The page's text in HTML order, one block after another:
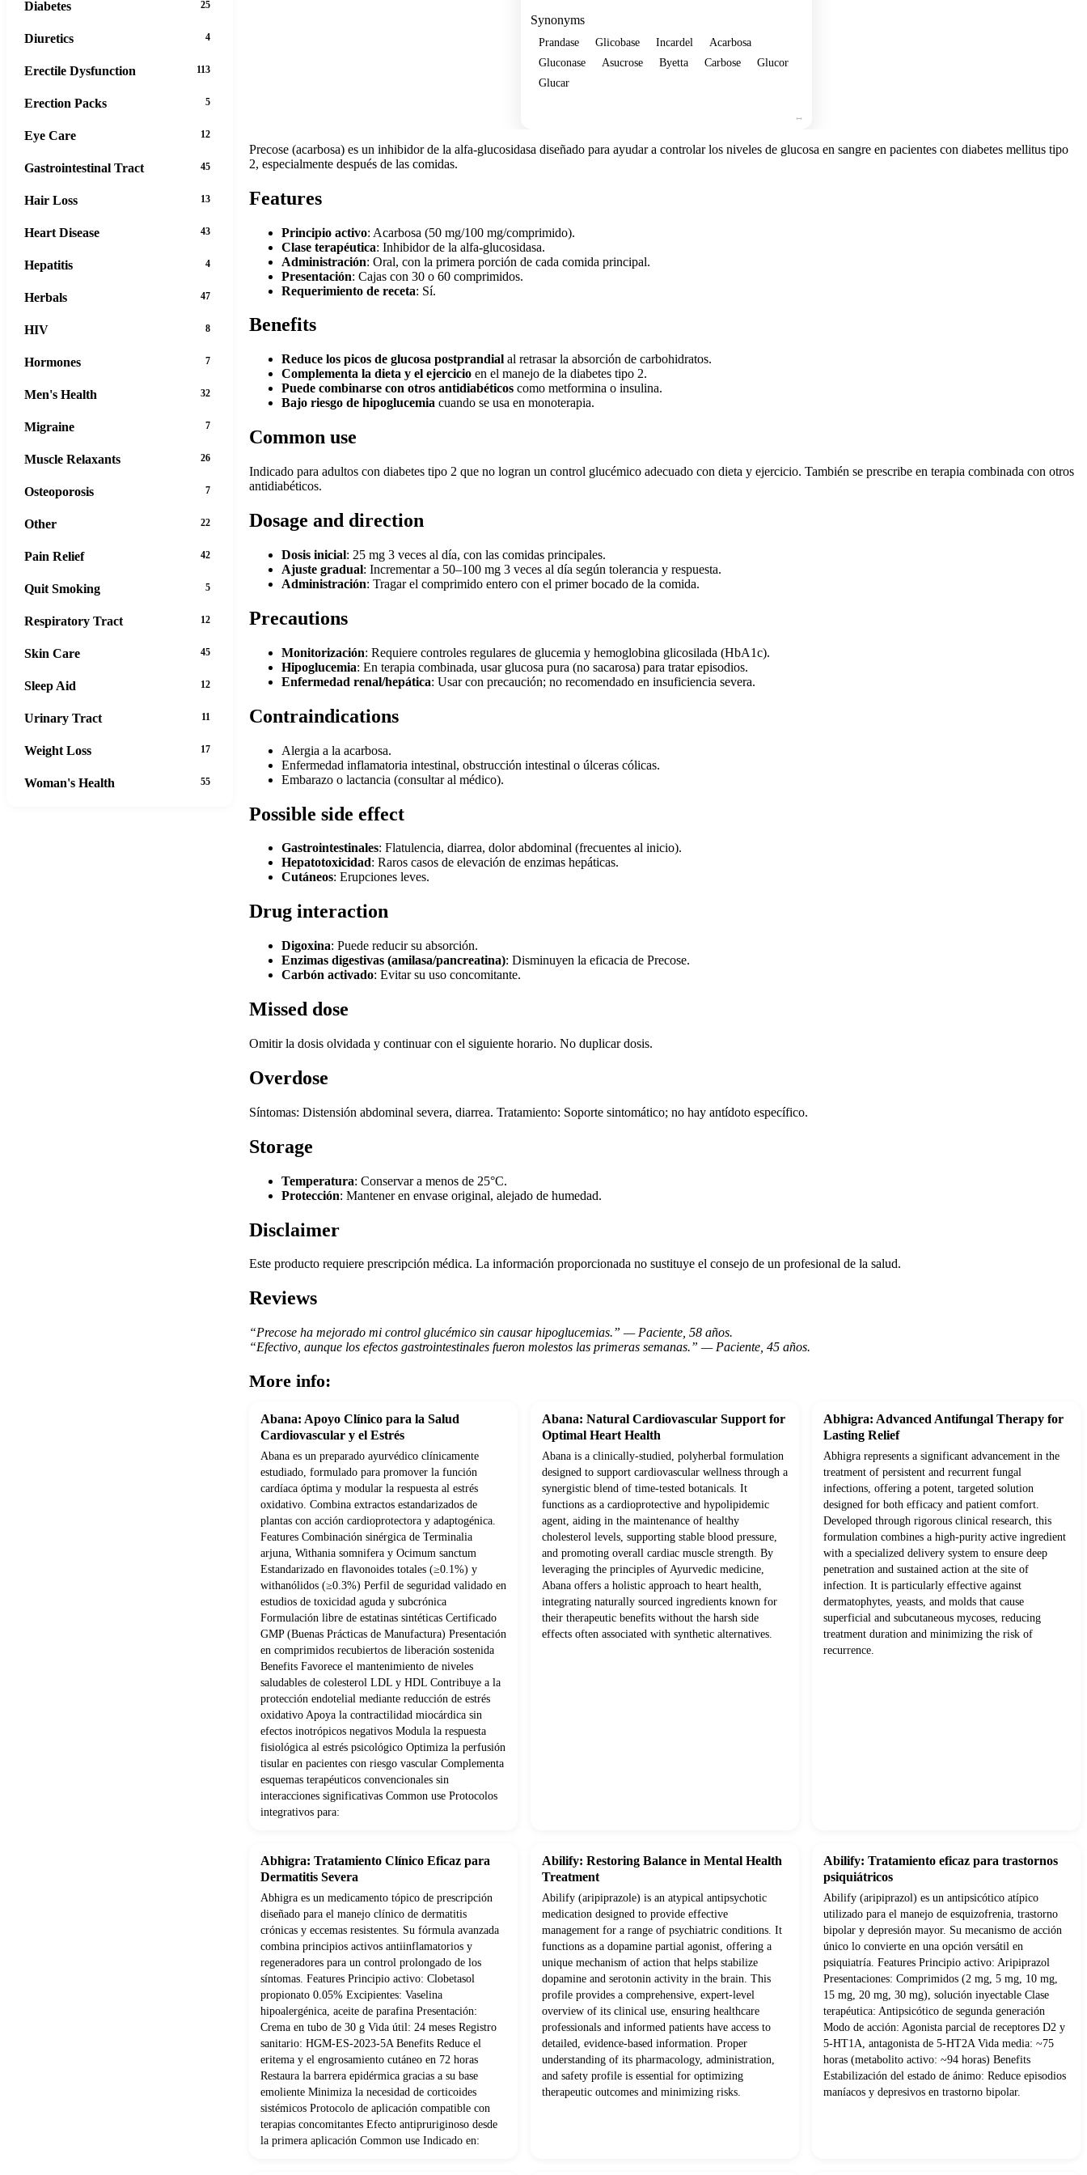
Synonyms
Prandase Glicobase Incardel
Acarbosa
Gluconase
Asucrose Byetta Carbose
Glucor
Glucar
Precose (acarbosa) es un inhibidor de la alfa-glucosidasa diseñado para ayudar a controlar los niveles de glucosa en sangre en pacientes con diabetes mellitus tipo
2, especialmente después de las comidas.
Features
Principio activo: Acarbosa (50 mg/100 mg/comprimido).
Clase terapéutica: Inhibidor de la alfa-glucosidasa.
Administración: Oral, con la primera porción de cada comida principal.
Presentación: Cajas con 30 o 60 comprimidos.
Requerimiento de receta: Sí.
Benefits
Reduce los picos de glucosa postprandial al retrasar la absorción de carbohidratos.
Complementa la dieta y el ejercicio en el manejo de la diabetes tipo 2.
Puede combinarse con otros antidiabéticos como metformina o insulina.
Bajo riesgo de hipoglucemia cuando se usa en monoterapia.
Common use
Indicado para adultos con diabetes tipo 2 que no logran un control glucémico adecuado con dieta y ejercicio. También se prescribe en terapia combinada con otros
antidiabéticos.
Dosage and direction
Dosis inicial: 25 mg 3 veces al día, con las comidas principales.
Ajuste gradual: Incrementar a 50–100 mg 3 veces al día según tolerancia y respuesta.
Administración: Tragar el comprimido entero con el primer bocado de la comida.
Precautions
Monitorización: Requiere controles regulares de glucemia y hemoglobina glicosilada (HbA1c).
Hipoglucemia: En terapia combinada, usar glucosa pura (no sacarosa) para tratar episodios.
Enfermedad renal/hepática: Usar con precaución; no recomendado en insuficiencia severa.
Contraindications
Alergia a la acarbosa.
Enfermedad inflamatoria intestinal, obstrucción intestinal o úlceras cólicas.
Embarazo o lactancia (consultar al médico).
Possible side effect
Gastrointestinales: Flatulencia, diarrea, dolor abdominal (frecuentes al inicio).
Hepatotoxicidad: Raros casos de elevación de enzimas hepáticas.
Cutáneos: Erupciones leves.
Drug interaction
Digoxina: Puede reducir su absorción.
Enzimas digestivas (amilasa/pancreatina): Disminuyen la eficacia de Precose.
Carbón activado: Evitar su uso concomitante.
Missed dose
Omitir la dosis olvidada y continuar con el siguiente horario. No duplicar dosis.
Overdose
Síntomas: Distensión abdominal severa, diarrea. Tratamiento: Soporte sintomático; no hay antídoto específico.
Storage
Temperatura: Conservar a menos de 25°C.
Protección: Mantener en envase original, alejado de humedad.
Disclaimer
Este producto requiere prescripción médica. La información proporcionada no sustituye el consejo de un profesional de la salud.
Reviews
“Precose ha mejorado mi control glucémico sin causar hipoglucemias.” — Paciente, 58 años.
“Efectivo, aunque los efectos gastrointestinales fueron molestos las primeras semanas.” — Paciente, 45 años.
More info:
Abana: Apoyo Clínico para la Salud
Cardiovascular y el Estrés
Abana es un preparado ayurvédico clínicamente
estudiado, formulado para promover la función
cardíaca óptima y modular la respuesta al estrés
oxidativo. Combina extractos estandarizados de
plantas con acción cardioprotectora y adaptogénica.
Features Combinación sinérgica de Terminalia
arjuna, Withania somnifera y Ocimum sanctum
Estandarizado en flavonoides totales (≥0.1%) y
withanólidos (≥0.3%) Perfil de seguridad validado en
estudios de toxicidad aguda y subcrónica
Formulación libre de estatinas sintéticas Certificado
GMP (Buenas Prácticas de Manufactura) Presentación
en comprimidos recubiertos de liberación sostenida
Benefits Favorece el mantenimiento de niveles
saludables de colesterol LDL y HDL Contribuye a la
protección endotelial mediante reducción de estrés
oxidativo Apoya la contractilidad miocárdica sin
efectos inotrópicos negativos Modula la respuesta
fisiológica al estrés psicológico Optimiza la perfusión
tisular en pacientes con riesgo vascular Complementa
esquemas terapéuticos convencionales sin
interacciones significativas Common use Protocolos
integrativos para:
Abana: Natural Cardiovascular Support for
Optimal Heart Health
Abana is a clinically-studied, polyherbal formulation
designed to support cardiovascular wellness through a
synergistic blend of time-tested botanicals. It
functions as a cardioprotective and hypolipidemic
agent, aiding in the maintenance of healthy
cholesterol levels, supporting stable blood pressure,
and promoting overall cardiac muscle strength. By
leveraging the principles of Ayurvedic medicine,
Abana offers a holistic approach to heart health,
integrating naturally sourced ingredients known for
their therapeutic benefits without the harsh side
effects often associated with synthetic alternatives.
Abhigra: Advanced Antifungal Therapy for
Lasting Relief
Abhigra represents a significant advancement in the
treatment of persistent and recurrent fungal
infections, offering a potent, targeted solution
designed for both efficacy and patient comfort.
Developed through rigorous clinical research, this
formulation combines a high-purity active ingredient
with a specialized delivery system to ensure deep
penetration and sustained action at the site of
infection. It is particularly effective against
dermatophytes, yeasts, and molds that cause
superficial and subcutaneous mycoses, reducing
treatment duration and minimizing the risk of
recurrence.
Abhigra: Tratamiento Clínico Eficaz para
Dermatitis Severa
Abhigra es un medicamento tópico de prescripción
diseñado para el manejo clínico de dermatitis
crónicas y eccemas resistentes. Su fórmula avanzada
combina principios activos antiinflamatorios y
regeneradores para un control prolongado de los
síntomas. Features Principio activo: Clobetasol
propionato 0.05% Excipientes: Vaselina
hipoalergénica, aceite de parafina Presentación:
Crema en tubo de 30 g Vida útil: 24 meses Registro
sanitario: HGM-ES-2023-5A Benefits Reduce el
eritema y el engrosamiento cutáneo en 72 horas
Restaura la barrera epidérmica gracias a su base
emoliente Minimiza la necesidad de corticoides
sistémicos Protocolo de aplicación compatible con
terapias concomitantes Efecto antipruriginoso desde
la primera aplicación Common use Indicado en:
Abilify: Restoring Balance in Mental Health
Treatment
Abilify (aripiprazole) is an atypical antipsychotic
medication designed to provide effective
management for a range of psychiatric conditions. It
functions as a dopamine partial agonist, offering a
unique mechanism of action that helps stabilize
dopamine and serotonin activity in the brain. This
profile provides a comprehensive, expert-level
overview of its clinical use, ensuring healthcare
professionals and informed patients have access to
detailed, evidence-based information. Proper
understanding of its pharmacology, administration,
and safety profile is essential for optimizing
therapeutic outcomes and minimizing risks.
Abilify: Tratamiento eficaz para trastornos
psiquiátricos
Abilify (aripiprazol) es un antipsicótico atípico
utilizado para el manejo de esquizofrenia, trastorno
bipolar y depresión mayor. Su mecanismo de acción
único lo convierte en una opción versátil en
psiquiatría. Features Principio activo: Aripiprazol
Presentaciones: Comprimidos (2 mg, 5 mg, 10 mg,
15 mg, 20 mg, 30 mg), solución inyectable Clase
terapéutica: Antipsicótico de segunda generación
Modo de acción: Agonista parcial de receptores D2 y
5-HT1A, antagonista de 5-HT2A Vida media: ~75
horas (metabolito activo: ~94 horas) Benefits
Estabilización del estado de ánimo: Reduce episodios
maníacos y depresivos en trastorno bipolar.
Diabetes 25
Diuretics 4
Erectile Dysfunction 113
Erection Packs 5
Eye Care 12
Gastrointestinal Tract 45
Hair Loss 13
Heart Disease 43
Hepatitis 4
Herbals 47
HIV 8
Hormones 7
Men's Health 32
Migraine 7
Muscle Relaxants 26
Osteoporosis 7
Other 22
Pain Relief 42
Quit Smoking 5
Respiratory Tract 12
Skin Care 45
Sleep Aid 12
Urinary Tract 11
Weight Loss 17
Woman's Health 55